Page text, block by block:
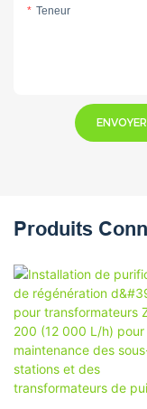
Teneur
Produits